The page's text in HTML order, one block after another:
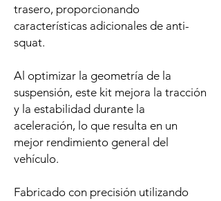
trasero, proporcionando
características adicionales de anti-
squat.
Al optimizar la geometría de la
suspensión, este kit mejora la tracción
y la estabilidad durante la
aceleración, lo que resulta en un
mejor rendimiento general del
vehículo.
Fabricado con precisión utilizando